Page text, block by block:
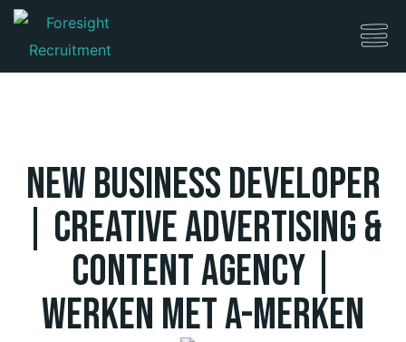
New Business Developer
| Creative Advertising &
Content Agency |
Werken met A-merken